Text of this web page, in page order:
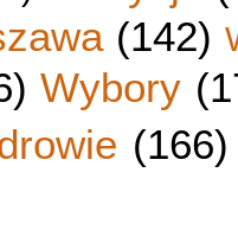
(142)
Wybory
(166)